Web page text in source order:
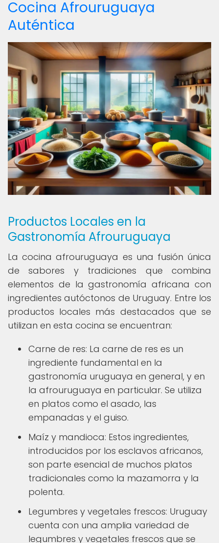
Cocina Afrouruguaya
Auténtica
Productos Locales en la
Gastronomía Afrouruguaya
La cocina afrouruguaya es una fusión única
de sabores y tradiciones que combina
elementos de la gastronomía africana con
ingredientes autóctonos de Uruguay. Entre los
productos locales más destacados que se
utilizan en esta cocina se encuentran:
Carne de res: La carne de res es un
ingrediente fundamental en la
gastronomía uruguaya en general, y en
la afrouruguaya en particular. Se utiliza
en platos como el asado, las
empanadas y el guiso.
Maíz y mandioca: Estos ingredientes,
introducidos por los esclavos africanos,
son parte esencial de muchos platos
tradicionales como la mazamorra y la
polenta.
Legumbres y vegetales frescos: Uruguay
cuenta con una amplia variedad de
legumbres y vegetales frescos que se